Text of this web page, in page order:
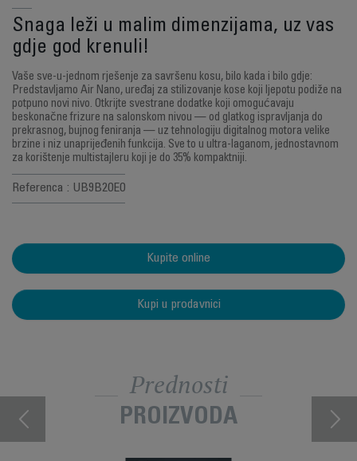
Snaga leži u malim dimenzijama, uz vas
gdje god krenuli!
Vaše sve-u-jednom rješenje za savršenu kosu, bilo kada i bilo gdje:
Predstavljamo Air Nano, uređaj za stilizovanje kose koji ljepotu podiže na
potpuno novi nivo. Otkrijte svestrane dodatke koji omogućavaju
beskonačne frizure na salonskom nivou — od glatkog ispravljanja do
prekrasnog, bujnog feniranja — uz tehnologiju digitalnog motora velike
brzine i niz unaprijeđenih funkcija. Sve to u ultra-laganom, jednostavnom
za korištenje multistajleru koji je do 35% kompaktniji.
Referenca : UB9B20E0
Kupite online
Kupi u prodavnici
Prednosti
PROIZVODA